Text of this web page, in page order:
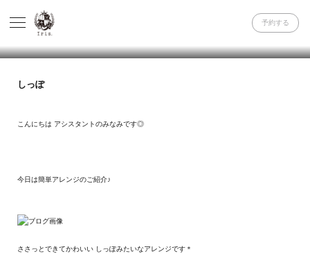
予約する
しっぽ
こんにちは アシスタントのみなみです◎
今日は簡単アレンジのご紹介♪
ささっとできてかわいい しっぽみたいなアレンジです＊